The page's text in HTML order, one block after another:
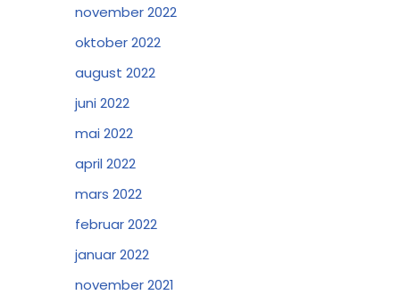
november 2022
oktober 2022
august 2022
juni 2022
mai 2022
april 2022
mars 2022
februar 2022
januar 2022
november 2021